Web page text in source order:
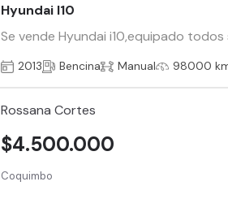
Hyundai I10
Se vende Hyundai i10,equipado
2013 Bencina Manual 98000
Rossana Cortes
Coquimbo
$4.500.000